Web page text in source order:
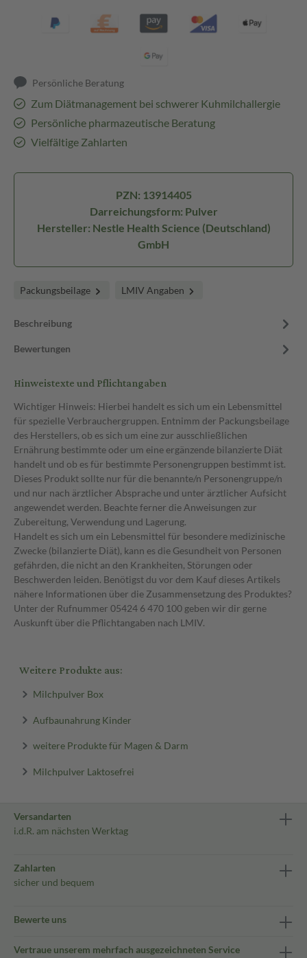
Persönliche Beratung
Zum Diätmanagement bei schwerer Kuhmilchallergie
Persönliche pharmazeutische Beratung
Vielfältige Zahlarten
PZN: 13914405
Darreichungsform: Pulver
Hersteller: Nestle Health Science (Deutschland)
GmbH
Packungsbeilage LMIV Angaben
Beschreibung
Bewertungen
Hinweistexte und Pflichtangaben
Wichtiger Hinweis: Hierbei handelt es sich um ein Lebensmittel
für spezielle Verbrauchergruppen. Entnimm der Packungsbeilage
des Herstellers, ob es sich um eine zur ausschließlichen
Ernährung bestimmte oder um eine ergänzende bilanzierte Diät
handelt und ob es für bestimmte Personengruppen bestimmt ist.
Dieses Produkt sollte nur für die benannte/n Personengruppe/n
und nur nach ärztlicher Absprache und unter ärztlicher Aufsicht
angewendet werden. Beachte ferner die Anweisungen zur
Zubereitung, Verwendung und Lagerung.
Handelt es sich um ein Lebensmittel für besondere medizinische
Zwecke (bilanzierte Diät), kann es die Gesundheit von Personen
gefährden, die nicht an den Krankheiten, Störungen oder
Beschwerden leiden. Benötigst du vor dem Kauf dieses Artikels
nähere Informationen über die Zusammensetzung des Produktes?
Unter der Rufnummer 05424 6 470 100 geben wir dir gerne
Auskunft über die Pflichtangaben nach LMIV.
Weitere Produkte aus:
Milchpulver Box
Aufbaunahrung Kinder
weitere Produkte für Magen & Darm
Milchpulver Laktosefrei
Versandarten
i.d.R. am nächsten Werktag
Zahlarten
sicher und bequem
Bewerte uns
Vertraue unserem mehrfach ausgezeichneten Service